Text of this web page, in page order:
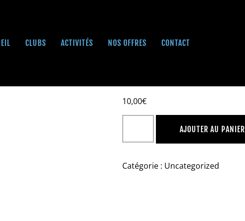
CLUBS ACTIVITÉS NOS OFFRES CONTACT
10,00€
AJOUTER AU PANIER
Catégorie : Uncategorized